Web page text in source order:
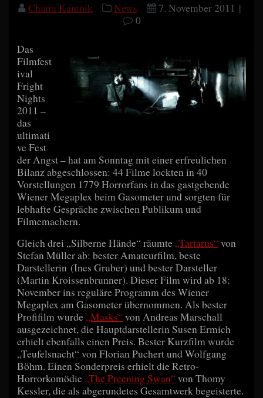
Chiara Kamnik News 7. November 2011 |
0
Das
Filmfest
ival
Fright
Nights
2011 –
das
ultimati
ve Fest
der Angst – hat am Sonntag mit einer erfreulichen
Bilanz abgeschlossen: 44 Filme lockten in 40
Vorstellungen 1779 Horrorfans in das gastgebende
Wiener Megaplex beim Gasometer und sorgten für
lebhafte Gespräche zwischen Publikum und
Filmemachern.
Gleich drei „Silberne Hände“ räumte „Tartarus“ von
Stefan Müller ab: bester Amateurfilm, beste
Darstellerin (Ines Gruber) und bester Darsteller
(Martin Kroissenbrunner). Dieser Film wird ab 18:
November ins reguläre Programm des Wiener
Megaplex am Gasometer übernommen. Als bester
Profifilm wurde „Masks“ von Andreas Marschall
ausgezeichnet, die Hauptdarstellerin Susen Ermich
erhielt ebenfalls einen Preis. Bester Kurzfilm wurde
„Teufelsnacht“ von Florian Puchert und Wolfgang
Böhm. Einen Sonderpreis erhielt die Retro-
Horrorkomödie „The Preening Swan“ von Thomy
Kessler, die als abgerundetes Gesamtwerk begeisterte.